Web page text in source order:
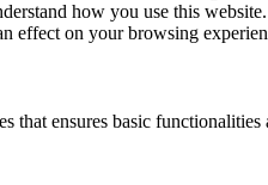
how you use this
effect on your browsing
ensures basic